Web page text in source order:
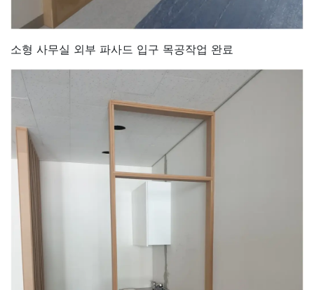
소형 사무실 외부 파사드 입구 목공작업 완료